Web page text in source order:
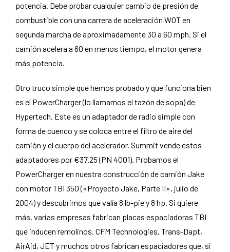
potencia. Debe probar cualquier cambio de presión de
combustible con una carrera de aceleración WOT en
segunda marcha de aproximadamente 30 a 60 mph. Si el
camión acelera a 60 en menos tiempo, el motor genera
más potencia.
Otro truco simple que hemos probado y que funciona bien
es el PowerCharger (lo llamamos el tazón de sopa) de
Hypertech. Este es un adaptador de radio simple con
forma de cuenco y se coloca entre el filtro de aire del
camión y el cuerpo del acelerador. Summit vende estos
adaptadores por €37.25 (PN 4001). Probamos el
PowerCharger en nuestra construcción de camión Jake
con motor TBI 350 («Proyecto Jake, Parte II», julio de
2004) y descubrimos que valía 8 lb-pie y 8 hp. Si quiere
más, varias empresas fabrican placas espaciadoras TBI
que inducen remolinos. CFM Technologies, Trans-Dapt,
AirAid, JET y muchos otros fabrican espaciadores que, si